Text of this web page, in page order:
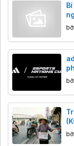
mò
bởi
bởi
bởi